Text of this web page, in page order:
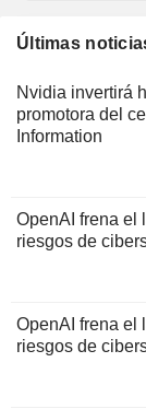
Últimas
Nvidia invertirá
promotora del
Information
OpenAI frena el
riesgos de
OpenAI frena el
riesgos de